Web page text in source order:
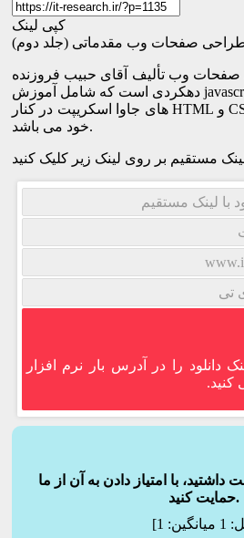
کپی لینک
صفحات وب مقدماتی (جلد دوم)
صفحات وب تألیف آقای حبیب فروزنده
دهکردی است که شامل آموزش javascript و نحوه ی قرار دادن کد
های جاوا اسکریپت در کنار HTML و CSS و قرار دادن در وبسایت
خود می باشد.
با لینک مستقیم
تی
دانلود را در آدرس بار نرم افزار
کنید.
با امتیاز دادن به آن از ما
حمایت کنید.
1 میانگین: 1